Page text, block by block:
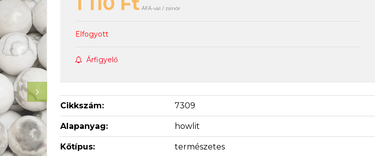
ÁFÁ-val / zsinór
Elfogyott
Árfigyelő
Cikkszám: 7309
Alapanyag: howlit
Kőtípus: természetes